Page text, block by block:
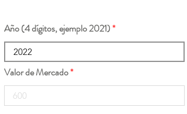
Año (4 dígitos, ejemplo 2021)
Valor de Mercado